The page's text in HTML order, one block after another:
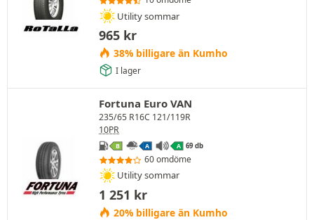
Utility sommar
965 kr
38% billigare än Kumho
I lager
Fortuna Euro VAN
235/65 R16C 121/119R
10PR
B A A 69 db
60 omdöme
Utility sommar
1 251 kr
20% billigare än Kumho